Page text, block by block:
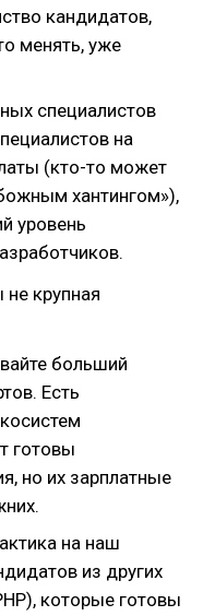
кандидатов,
менять, уже
специалистов
на
(кто-то может
хантингом»),
уровень
не крупная
больший
Есть
готовы
но их зарплатные
на наш
из других
которые готовы